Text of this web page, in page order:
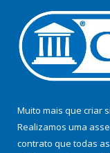
Muito mais que criar
Realizamos uma
contrato que todas